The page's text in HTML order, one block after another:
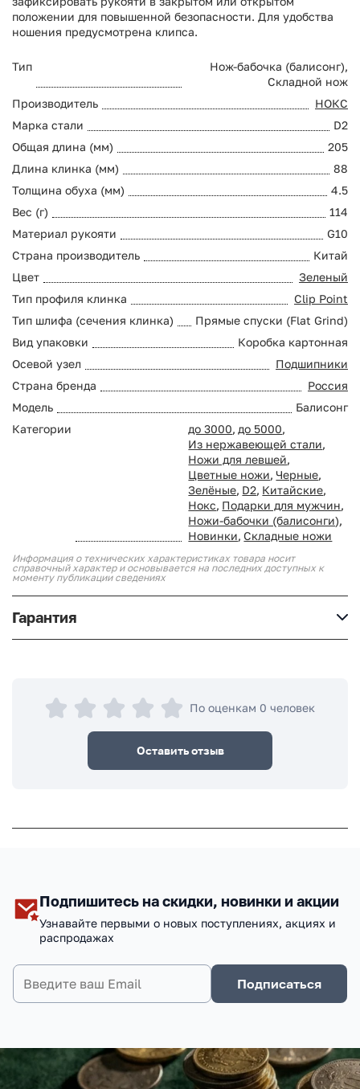
положении для повышенной безопасности. Для удобства
ношения предусмотрена клипса.
Тип
Нож-бабочка (балисонг),
Складной нож
Производитель
НОКС
Марка стали
D2
Общая длина (мм)
205
Длина клинка (мм)
88
Толщина обуха (мм)
4.5
Вес (г)
114
Материал рукояти
G10
Страна производитель
Китай
Цвет
Зеленый
Тип профиля клинка
Clip Point
Тип шлифа (сечения клинка)
Прямые спуски (Flat Grind)
Вид упаковки
Коробка картонная
Осевой узел
Подшипники
Страна бренда
Россия
Модель
Балисонг
Категории
до 3000, до 5000,
Из нержавеющей стали,
Ножи для левшей,
Цветные ножи, Черные,
Зелёные, D2, Китайские,
Нокс, Подарки для мужчин,
Ножи-бабочки (балисонги),
Новинки, Складные ножи
Информация о технических характеристиках товара носит
справочный характер и основывается на последних доступных к
моменту публикации сведениях
Гарантия
По оценкам 0 человек
Оставить отзыв
Подпишитесь на скидки, новинки и акции
Узнавайте первыми о новых поступлениях, акциях и
распродажах
Подписаться